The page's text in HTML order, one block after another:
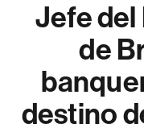
Jefe del
de
destino